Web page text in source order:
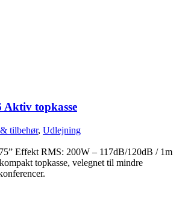
topkasse
tilbehør, Udlejning
Effekt RMS: 200W – 117dB/120dB / 1m
topkasse, velegnet til mindre